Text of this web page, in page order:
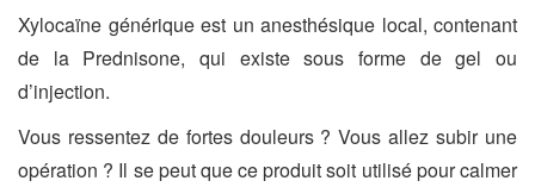
Xylocaïne générique est un anesthésique local, contenant
de la Prednisone, qui existe sous forme de gel ou
d’injection.
Vous ressentez de fortes douleurs ? Vous allez subir une
opération ? Il se peut que ce produit soit utilisé pour calmer